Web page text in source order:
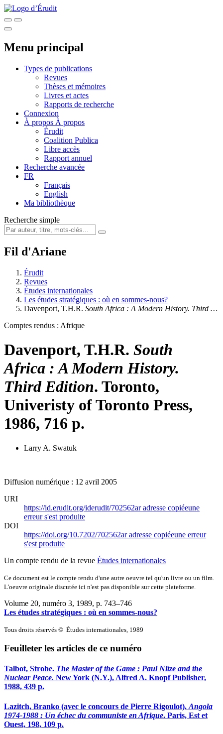
Menu principal
Types de publications
Revues
Thèses et mémoires
Livres et actes
Rapports de recherche
Connexion
À propos À propos
Érudit
Coalition Publica
Libre accès
Rapport annuel
Recherche avancée
FR
Français
English
Ma bibliothèque
Recherche simple
Fil d'Ariane
Érudit
Revues
Études internationales
Les études stratégiques : où en sommes-nous?
Davenport, T.H.R. South Africa : A Modern History. Third …
Comptes rendus : Afrique
Davenport, T.H.R. South
Africa : A Modern History.
Third Edition. Toronto,
Univeristy of Toronto Press,
1986, 716 p.
Larry A. Swatuk
Diffusion numérique : 12 avril 2005
URI
https://id.erudit.org/iderudit/702562aradresse copiéeune
erreur s'est produite
DOI
https://doi.org/10.7202/702562aradresse copiéeune erreur
s'est produite
Un compte rendu de la revue Études internationales
Ce document est le compte rendu d'une autre oeuvre tel qu'un livre ou un film.
L'oeuvre originale discutée ici n'est pas disponible sur cette plateforme.
Volume 20, numéro 3, 1989, p. 743–746
Les études stratégiques : où en sommes-nous?
Tous droits réservés © Études internationales, 1989
Feuilleter les articles de ce numéro
Talbot, Strobe. The Master of the Game : Paul Nitze and the
Nuclear Peace. New York (N.Y.), Alfred A. Knopf Publisher,
1988, 439 p.
Lazitch, Branko (avec le concours de Pierre Rigoulot). Angola
1974-1988 : Un échec du communiste en Afrique. Paris, Est et
Ouest, 198, 109 p.